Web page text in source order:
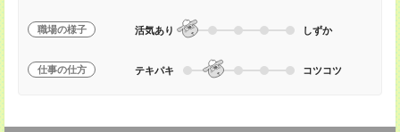
職場の様子 活気あり しずか
仕事の仕方 テキパキ コツコツ